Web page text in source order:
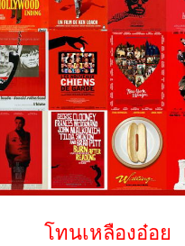
โทนเหลืองอ๋อย